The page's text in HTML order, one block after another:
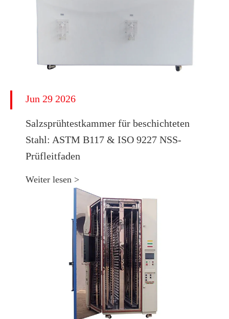
Jun 29 2026
​Salzsprühtestkammer für beschichteten
Stahl: ASTM B117 & ISO 9227 NSS-
Prüfleitfaden
Weiter lesen >